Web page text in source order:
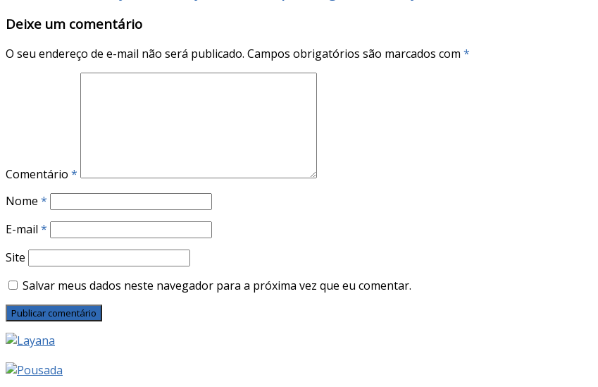
Deixe um comentário
O seu endereço de e-mail não será publicado. Campos obrigatórios são marcados com *
Comentário *
Nome *
E-mail *
Site
Salvar meus dados neste navegador para a próxima vez que eu comentar.